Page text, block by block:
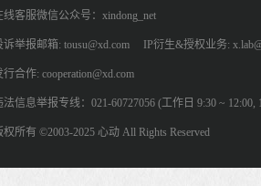
线客服微信公众号：xindong_net
诉举报邮箱: tousu@xd.com IP衍生&授权业务:
行合作: cooperation@xd.com
法信息举报专线：021-60727056 (工作日 9:30 ~ 12:00,
权所有 ©2003-2025 心动 All Rights Reserved